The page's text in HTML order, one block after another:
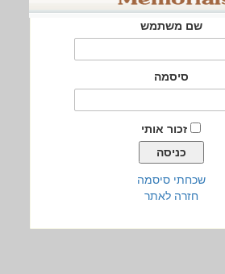
שם משתמש
סיסמה
זכור אותי
שכחתי סיסמה
חזרה לאתר